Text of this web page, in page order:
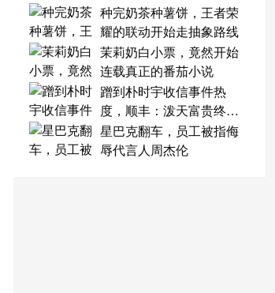
种完奶茶种薯饼，王者荣
耀的联动开始走抽象路线
茉莉奶白小票，竟然开始
连载真正的番茄小说
蹭到朴时宇收信事件热
度，顺丰：泼天富贵终于
轮到我了
星巴克翻车，员工被指侮
辱代言人周杰伦